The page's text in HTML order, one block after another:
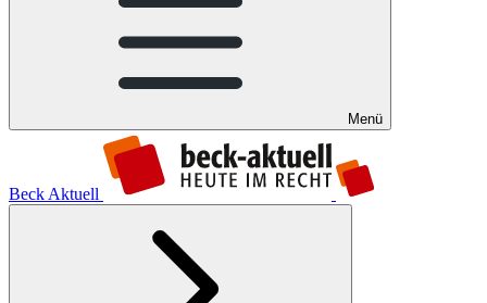
Menü
Beck Aktuell